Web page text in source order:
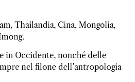
Thailandia, Cina, Mongolia,
in Occidente, nonché delle
nel filone dell’antropologia